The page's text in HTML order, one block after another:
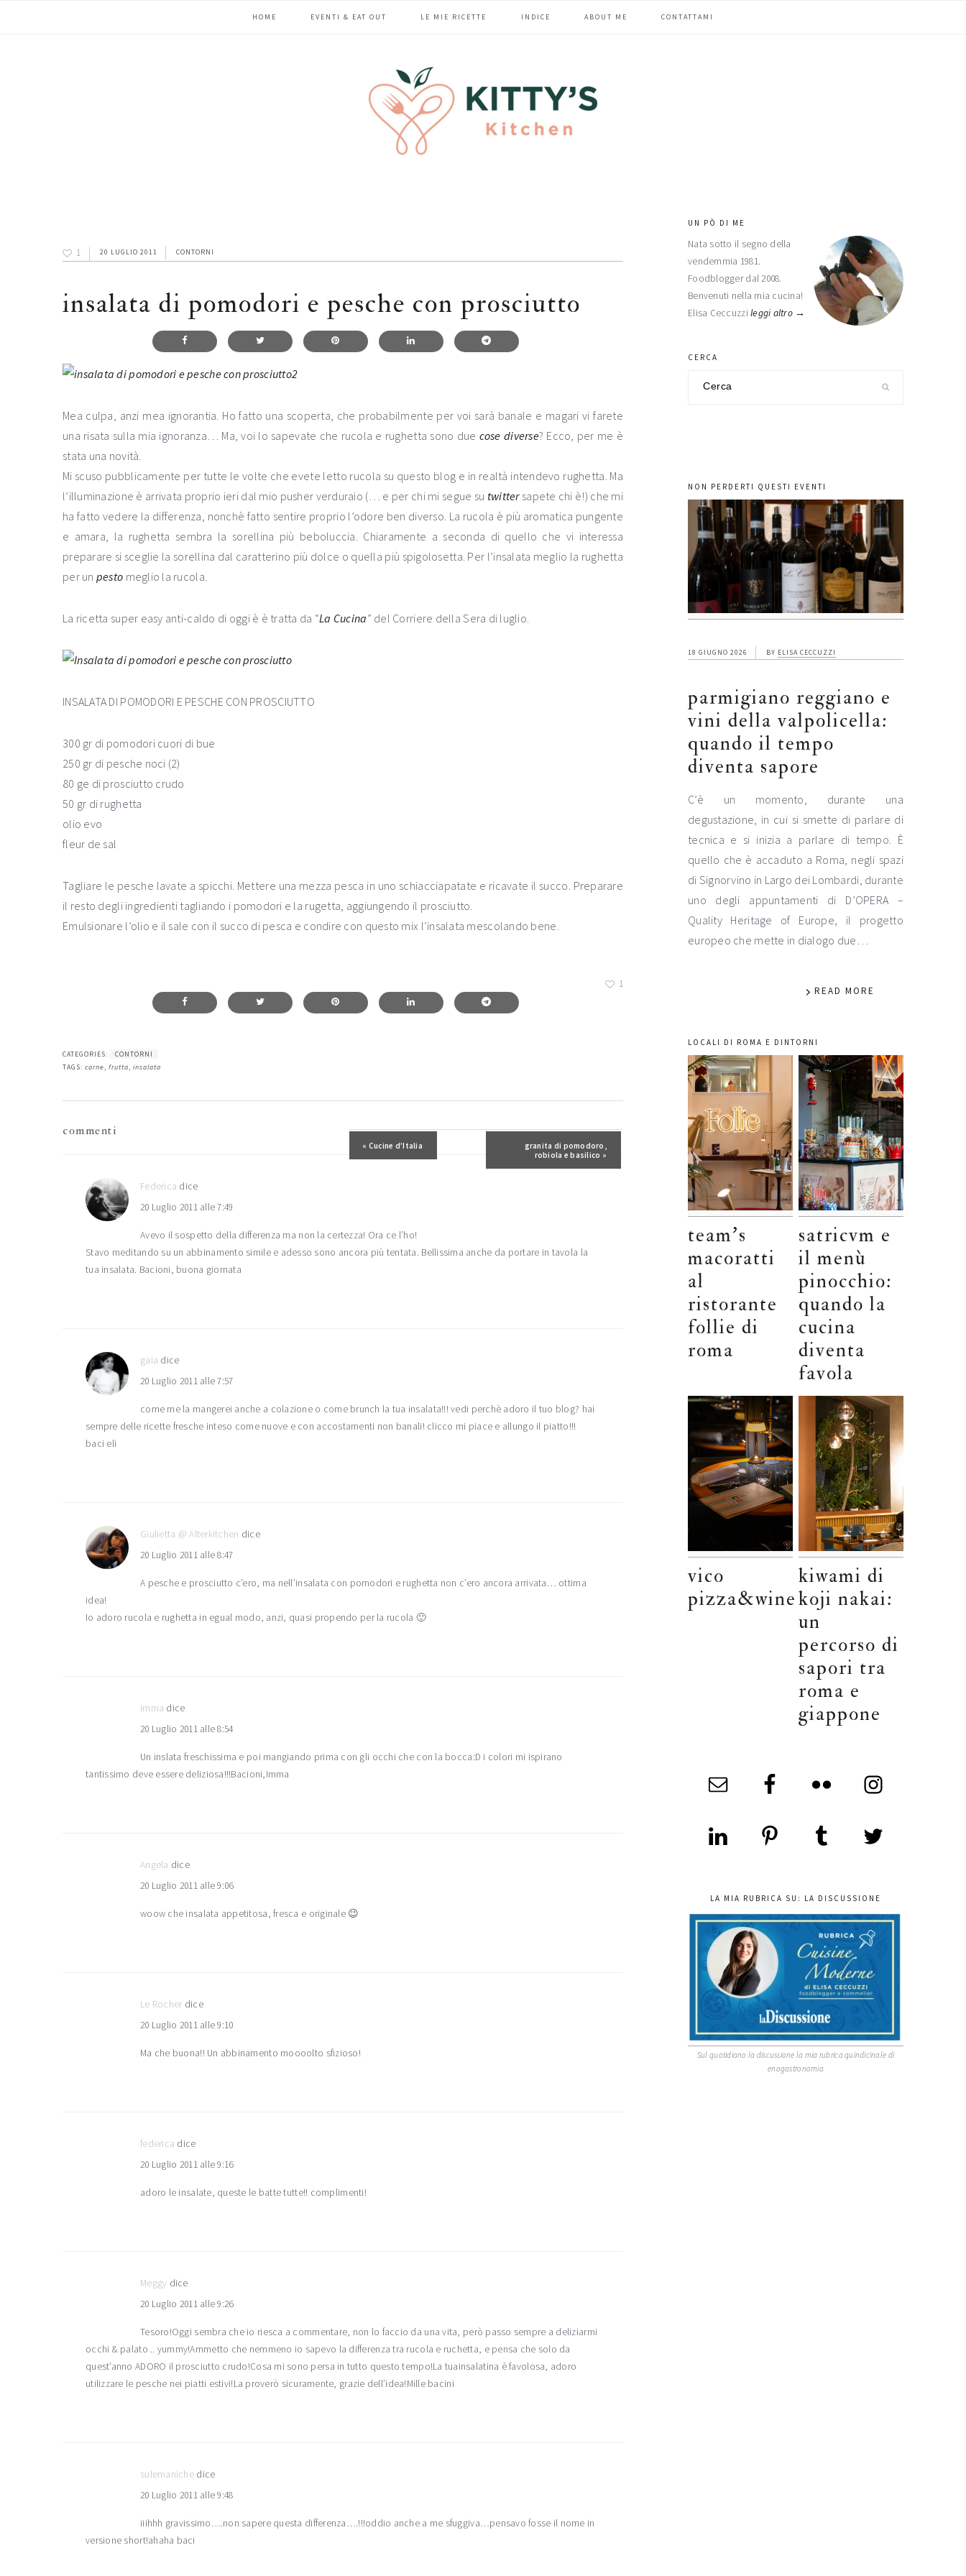
HOME EVENTI & EAT OUT LE MIE RICETTE INDICE ABOUT ME CONTATTAMI
1 20 LUGLIO 2011 CONTORNI
insalata di pomodori e pesche con prosciutto
Mea culpa, anzi mea ignorantia. Ho fatto una scoperta, che probabilmente per voi sarà banale e magari vi farete
una risata sulla mia ignoranza… Ma, voi lo sapevate che rucola e rughetta sono due cose diverse? Ecco, per me è
stata una novità.
Mi scuso pubblicamente per tutte le volte che evete letto rucola su questo blog e in realtà intendevo rughetta. Ma
l’illuminazione è arrivata proprio ieri dal mio pusher verduraio (… e per chi mi segue su twittersapete chi è!) che mi
ha fatto vedere la differenza, nonchè fatto sentire proprio l’odore ben diverso. La rucola è più aromatica pungente
e amara, la rughetta sembra la sorellina più beboluccia. Chiaramente a seconda di quello che vi interessa
preparare si sceglie la sorellina dal caratterino più dolce o quella più spigolosetta. Per l’insalata meglio la rughetta
per un pesto meglio la rucola.
La ricetta super easy anti-caldo di oggi è è tratta da “La Cucina” del Corriere della Sera di luglio.
INSALATA DI POMODORI E PESCHE CON PROSCIUTTO
300 gr di pomodori cuori di bue
250 gr di pesche noci (2)
80 ge di prosciutto crudo
50 gr di rughetta
olio evo
fleur de sal
Tagliare le pesche lavate a spicchi. Mettere una mezza pesca in uno schiacciapatate e ricavate il succo. Preparare
il resto degli ingredienti tagliando i pomodori e la rugetta, aggiungendo il prosciutto.
Emulsionare l’olio e il sale con il succo di pesca e condire con questo mix l’insalata mescolando bene.
1
CATEGORIES:
CONTORNI
TAGS: carne, frutta, insalata
Post precedente:
« Cucine d’Italia Post successivo:
granita di pomodoro,
robiola e basilico »
del
commenti
Federica dice
20 Luglio 2011 alle 7:49
Avevo il sospetto della differenza ma non la certezza! Ora ce l’ho!
Stavo meditando su un abbinamento simile e adesso sono ancora più tentata. Bellissima anche da portare in tavola la
tua insalata. Bacioni, buona giornata
gaia dice
20 Luglio 2011 alle 7:57
come me la mangerei anche a colazione o come brunch la tua insalata!!! vedi perchè adoro il tuo blog? hai
sempre delle ricette fresche inteso come nuove e con accostamenti non banali! clicco mi piace e allungo il piatto!!!
baci eli
Giulietta @ Alterkitchen dice
20 Luglio 2011 alle 8:47
A pesche e prosciutto c’ero, ma nell’insalata con pomodori e rughetta non c’ero ancora arrivata… ottima
idea!
Io adoro rucola e rughetta in egual modo, anzi, quasi propendo per la rucola 🙂
imma dice
20 Luglio 2011 alle 8:54
Un inslata freschissima e poi mangiando prima con gli occhi che con la bocca:D i colori mi ispirano
tantissimo deve essere deliziosa!!!Bacioni,Imma
Angela dice
20 Luglio 2011 alle 9:06
woow che insalata appetitosa, fresca e originale 😉
Le Rocher dice
20 Luglio 2011 alle 9:10
Ma che buona!! Un abbinamento moooolto sfizioso!
federica dice
20 Luglio 2011 alle 9:16
adoro le insalate, queste le batte tutte!! complimenti!
Meggy dice
20 Luglio 2011 alle 9:26
Tesoro!Oggi sembra che io riesca a commentare, non lo faccio da una vita, però passo sempre a deliziarmi
occhi & palato .. yummy!Ammetto che nemmeno io sapevo la differenza tra rucola e ruchetta, e pensa che solo da
quest’anno ADORO il prosciutto crudo!Cosa mi sono persa in tutto questo tempo!La tuainsalatina è favolosa, adoro
utilizzare le pesche nei piatti estivi!La proverò sicuramente, grazie dell’idea!Mille bacini
sulemaniche dice
20 Luglio 2011 alle 9:48
iiihhh gravissimo….non sapere questa differenza….!!!oddio anche a me sfuggiva…pensavo fosse il nome in
versione short!ahaha baci
barra
laterale
primaria
UN PÒ DI ME
Nata sotto il segno della
vendemmia 1981.
Foodblogger dal 2008.
Benvenuti nella mia cucina!
Elisa Ceccuzzileggi altro →
CERCA
NON PERDERTI QUESTI EVENTI
18 GIUGNO 2026 BY ELISA CECCUZZI
parmigiano reggiano e
vini della valpolicella:
quando il tempo
diventa sapore
C’è un momento, durante una
degustazione, in cui si smette di parlare di
tecnica e si inizia a parlare di tempo. È
quello che è accaduto a Roma, negli spazi
di Signorvino in Largo dei Lombardi, durante
uno degli appuntamenti di D’OPERA –
Quality Heritage of Europe, il progetto
europeo che mette in dialogo due…
READ MORE
LOCALI DI ROMA E DINTORNI
team’s
macoratti
al
ristorante
follie di
roma
satricvm e
il menù
pinocchio:
quando la
cucina
diventa
favola
vico
pizza&wine
kiwami di
koji nakai:
un
percorso di
sapori tra
roma e
giappone
LA MIA RUBRICA SU: LA DISCUSSIONE
Sul quotidiano la discussione la mia rubrica quindicinale di
enogastronomia